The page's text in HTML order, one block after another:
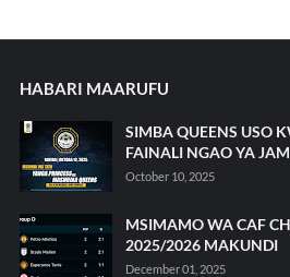
HABARI MAARUFU
SIMBA QUEENS USO
FAINALI NGAO YA
October 10, 2025
MSIMAMO WA CAF
2025/2026 MAKUNDI
December 01, 2025